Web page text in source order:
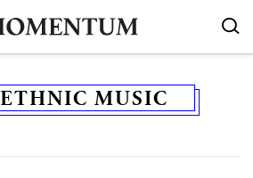
ETHNIC MUSIC